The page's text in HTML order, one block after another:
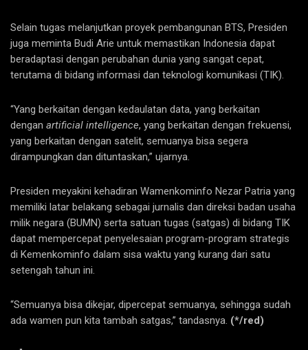
Selain tugas melanjutkan proyek pembangunan BTS, Presiden
juga meminta Budi Arie untuk memastikan Indonesia dapat
beradaptasi dengan perubahan dunia yang sangat cepat,
terutama di bidang informasi dan teknologi komunikasi (TIK).
“Yang berkaitan dengan kedaulatan data, yang berkaitan
dengan artificial intelligence, yang berkaitan dengan frekuensi,
yang berkaitan dengan satelit, semuanya bisa segera
dirampungkan dan dituntaskan,” ujarnya.
Presiden meyakini kehadiran Wamenkominfo Nezar Patria yang
memiliki latar belakang sebagai jurnalis dan direksi badan usaha
milik negara (BUMN) serta satuan tugas (satgas) di bidang TIK
dapat mempercepat penyelesaian program-program strategis
di Kemenkominfo dalam sisa waktu yang kurang dari satu
setengah tahun ini.
“Semuanya bisa dikejar, dipercepat semuanya, sehingga sudah
ada wamen pun kita tambah satgas,” tandasnya. (*/red)